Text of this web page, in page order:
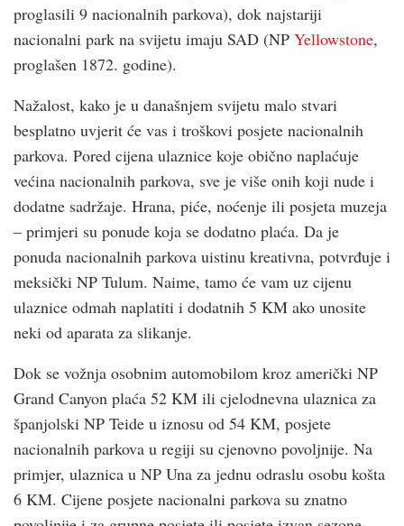
proglasili 9 nacionalnih parkova), dok najstariji
nacionalni park na svijetu imaju SAD (NP Yellowstone,
proglašen 1872. godine).
Nažalost, kako je u današnjem svijetu malo stvari
besplatno uvjerit će vas i troškovi posjete nacionalnih
parkova. Pored cijena ulaznice koje obično naplaćuje
većina nacionalnih parkova, sve je više onih koji nude i
dodatne sadržaje. Hrana, piće, noćenje ili posjeta muzeja
– primjeri su ponude koja se dodatno plaća. Da je
ponuda nacionalnih parkova uistinu kreativna, potvrđuje i
meksički NP Tulum. Naime, tamo će vam uz cijenu
ulaznice odmah naplatiti i dodatnih 5 KM ako unosite
neki od aparata za slikanje.
Dok se vožnja osobnim automobilom kroz američki NP
Grand Canyon plaća 52 KM ili cjelodnevna ulaznica za
španjolski NP Teide u iznosu od 54 KM, posjete
nacionalnih parkova u regiji su cjenovno povoljnije. Na
primjer, ulaznica u NP Una za jednu odraslu osobu košta
6 KM. Cijene posjete nacionalni parkova su znatno